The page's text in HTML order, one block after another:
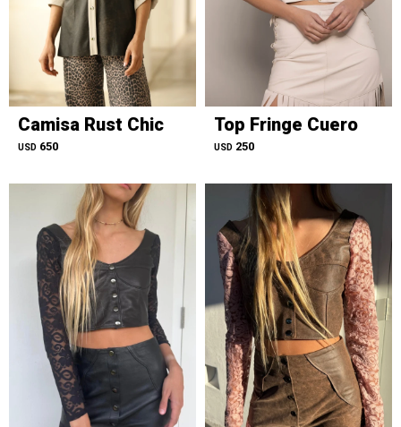
Camisa Rust Chic
USD 650
Top Fringe Cuero
USD 250